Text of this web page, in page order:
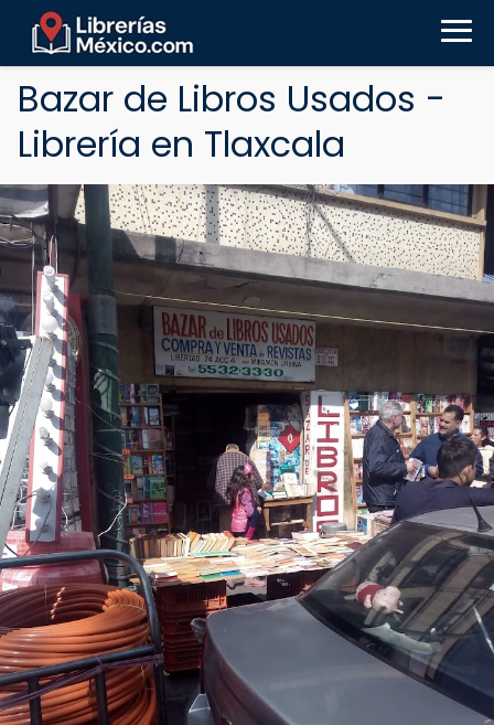
Bazar de Libros Usados -
Librería en Tlaxcala